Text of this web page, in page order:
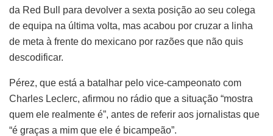
da Red Bull para devolver a sexta posição ao seu colega
de equipa na última volta, mas acabou por cruzar a linha
de meta à frente do mexicano por razões que não quis
descodificar.
Pérez, que está a batalhar pelo vice-campeonato com
Charles Leclerc, afirmou no rádio que a situação “mostra
quem ele realmente é”, antes de referir aos jornalistas que
“é graças a mim que ele é bicampeão”.